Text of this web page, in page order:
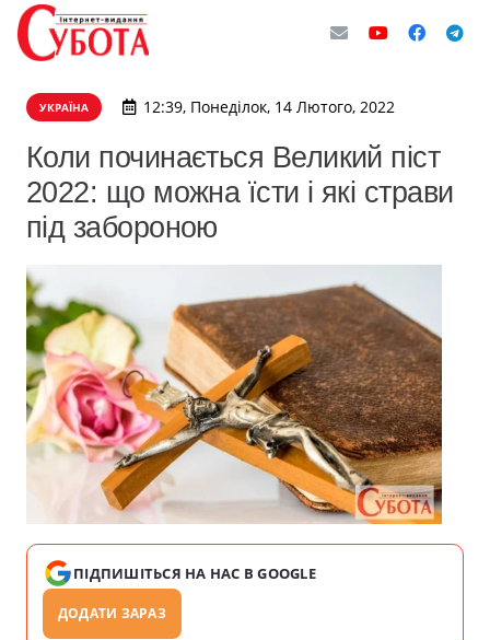
УКРАЇНА 12:39, Понеділок, 14 Лютого, 2022
Коли починається Великий піст
2022: що можна їсти і які страви
під забороною
ПІДПИШІТЬСЯ НА НАС В GOOGLE
ДОДАТИ ЗАРАЗ